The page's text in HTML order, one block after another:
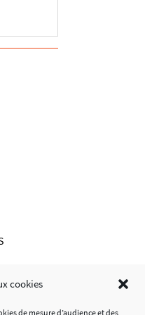
cookies
de mesure d’audience et des